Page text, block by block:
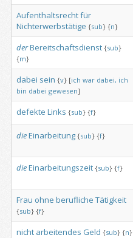
Aufenthaltsrechtfür
Nichterwerbstätige {sub} {n}
derBereitschaftsdienst {sub}
{m}
dabei sein {v} [ich war dabei, ich
bin dabei gewesen]
defekte Links {sub} {f}
dieEinarbeitung {sub} {f}
dieEinarbeitungszeit {sub} {f}
Frau ohne berufliche Tätigkeit
{sub} {f}
nicht arbeitendes Geld {sub} {n}